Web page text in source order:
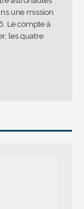
une mission
Le compte à
les quatre